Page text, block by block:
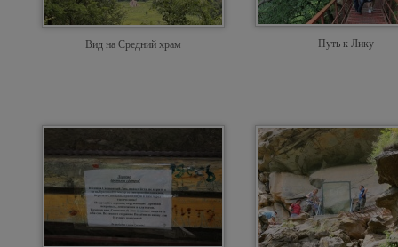
Вид на Средний храм Путь к Лику